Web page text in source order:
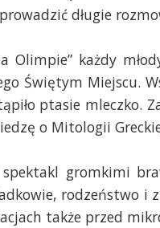
długie
Olimpie” każdy
Świętym Miejscu.
ptasie mleczko.
o Mitologii
spektakl gromkimi
rodzeństwo i
także przed